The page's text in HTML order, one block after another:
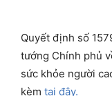
Quyết định số
tướng Chính phủ
sức khỏe người
kèm tại đây.